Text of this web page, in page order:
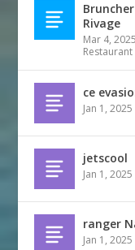
Rivage
Mar 4, 2025
Restaurant
ce
Jan 1, 2025
jetscool
Jan 1, 2025
ranger
Jan 1, 2025